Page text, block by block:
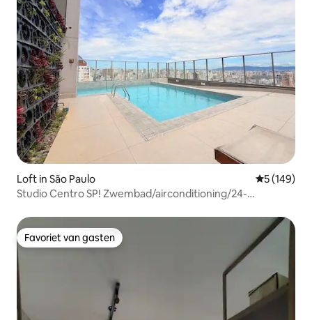
Loft in São Paulo
5 (149)
Studio Centro SP! Zwembad/airconditioning/24-
Favoriet van gasten
Favoriet van gasten